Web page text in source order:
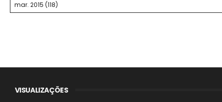
VISUALIZAÇÕES